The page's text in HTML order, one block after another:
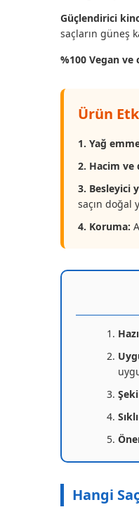
Güçlendirici
saçların güneş
%100 Vegan ve
Ürün
1. Yağ
2. Hacim ve
3. Besleyici
saçın doğal
4. Koruma:
Hangi